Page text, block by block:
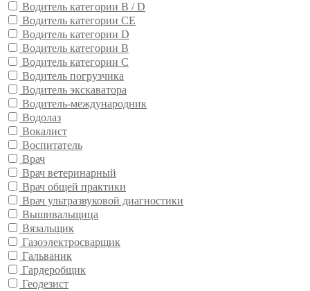
Водитель категории B / D
Водитель категории CE
Водитель категории D
Водитель категории В
Водитель категории С
Водитель погрузчика
Водитель экскаватора
Водитель-международник
Водолаз
Вокалист
Воспитатель
Врач
Врач ветеринарный
Врач общей практики
Врач ультразвуковой диагностики
Вышивальщица
Вязальщик
Газоэлектросварщик
Гальваник
Гардеробщик
Геодезист